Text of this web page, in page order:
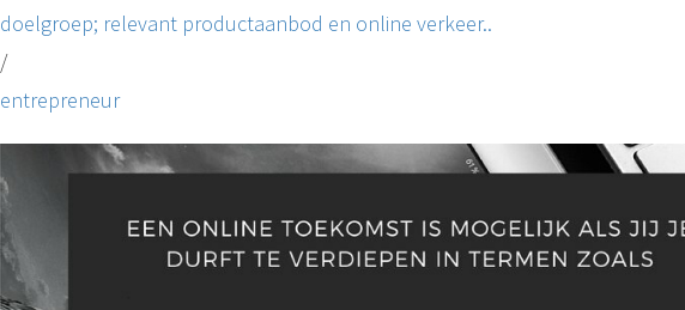
doelgroep; relevant productaanbod en online verkeer..
/
entrepreneur